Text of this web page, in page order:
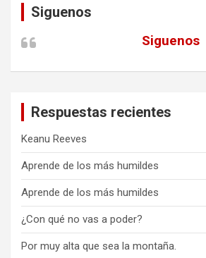
Siguenos
Siguenos
Respuestas recientes
Keanu Reeves
Aprende de los más humildes
Aprende de los más humildes
¿Con qué no vas a poder?
Por muy alta que sea la montaña.